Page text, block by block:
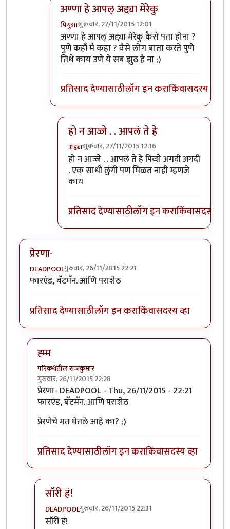
अण्णा हे आपल् अद्द्या मेरेकु
पियुशाशुक्रवार, 27/11/2015 12:01
In reply toतुमको पुनेमे लुंगी खरेदी नहीby
अण्णा हे आपल् अद्द्या मेरेकु कैसे पता होना ?
पुणे कहाँ मै कहा ? वैसे लोग बाता करते पुणे
तिथे काय उणे ये सब झुठ है ना ;)
प्रतिसाद देण्यासाठीलॉग इन कराकिंवासदस्य व्हा
हो न आज्जे . . आपलं ते हे
अद्द्याशुक्रवार, 27/11/2015 12:16
In reply toअण्णा हे आपल् अद्द्या मेरेकुby
हो न आज्जे . . आपलं ते हे पिव्शे अगदी अगदी
. एक साधी लुंगी पण मिळत नाही म्हणजे
काय
प्रतिसाद देण्यासाठीलॉग इन कराकिंवासदस्य व्हा
प्रेरणा-
DEADPOOLगुरुवार, 26/11/2015 22:21
फारएंड, बॅटमॅन. आणि पराशेठ
प्रतिसाद देण्यासाठीलॉग इन कराकिंवासदस्य व्हा
ह्म्म
परिकथेतील राजकुमार
गुरुवार, 26/11/2015 22:28
In reply toप्रेरणा-byDEADPOOL
प्रेरणा- DEADPOOL - Thu, 26/11/2015 - 22:21
फारएंड, बॅटमॅन. आणि पराशेठ
प्रेरणेचे मत घेतले आहे का? ;)
प्रतिसाद देण्यासाठीलॉग इन कराकिंवासदस्य व्हा
सॉरी हं!
DEADPOOLगुरुवार, 26/11/2015 22:31
In reply to
सॉरी हं!